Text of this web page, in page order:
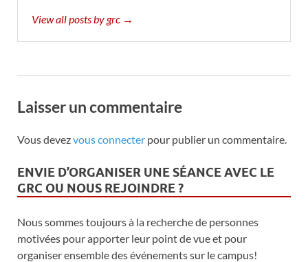
View all posts by grc →
Laisser un commentaire
Vous devezvous connecter pour publier un commentaire.
ENVIE D’ORGANISER UNE SÉANCE AVEC LE
GRC OU NOUS REJOINDRE ?
Nous sommes toujours à la recherche de personnes
motivées pour apporter leur point de vue et pour
organiser ensemble des événements sur le campus!